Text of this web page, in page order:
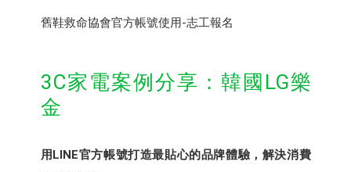
舊鞋救命協會官方帳號使用-志工報名
3C家電案例分享：韓國LG樂
金
用LINE官方帳號打造最貼心的品牌體驗，解決消費